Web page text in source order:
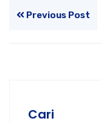
Previous Post
Cari